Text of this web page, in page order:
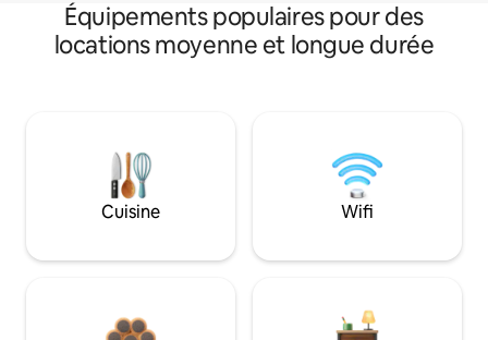
Équipements populaires pour des
locations moyenne et longue durée
Cuisine Wifi